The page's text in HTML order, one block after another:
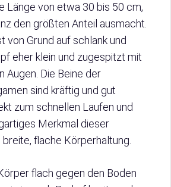
Länge von etwa 30 bis 50 cm,
den größten Anteil ausmacht.
von Grund auf schlank und
eher klein und zugespitzt mit
Augen. Die Beine der
sind kräftig und gut
zum schnellen Laufen und
Merkmal dieser
flache Körperhaltung.
flach gegen den Boden